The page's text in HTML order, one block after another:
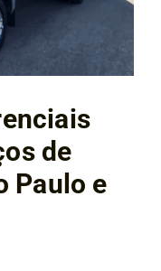
de
Paulo e